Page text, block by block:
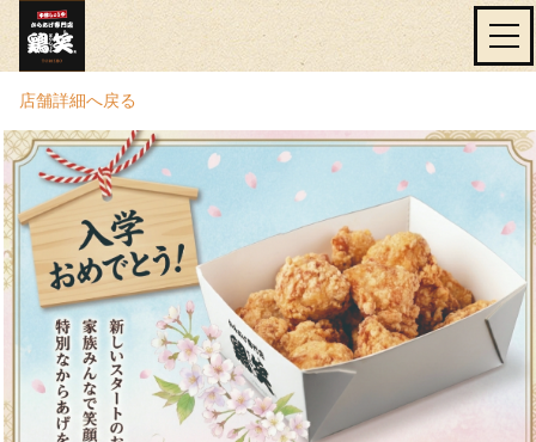
店舗詳細へ戻る